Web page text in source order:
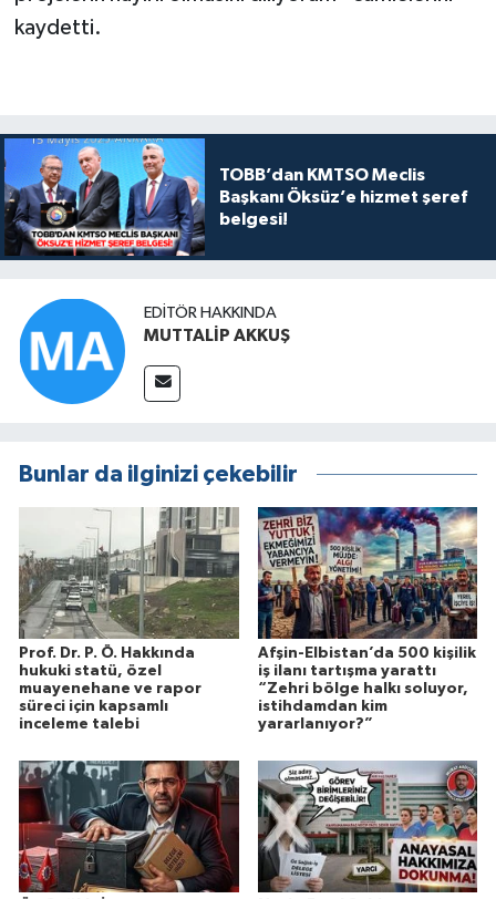
kaydetti.
TOBB’dan KMTSO Meclis
Başkanı Öksüz’e hizmet şeref
belgesi!
EDITÖR HAKKINDA
MUTTALİP AKKUŞ
Bunlar da ilginizi çekebilir
Prof. Dr. P. Ö. Hakkında
hukuki statü, özel
muayenehane ve rapor
süreci için kapsamlı
inceleme talebi
Afşin-Elbistan’da 500 kişilik
iş ilanı tartışma yarattı
“Zehri bölge halkı soluyor,
istihdamdan kim
yararlanıyor?”